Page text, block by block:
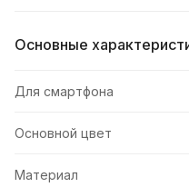
Основные
Для смартфона
Основной цвет
Материал